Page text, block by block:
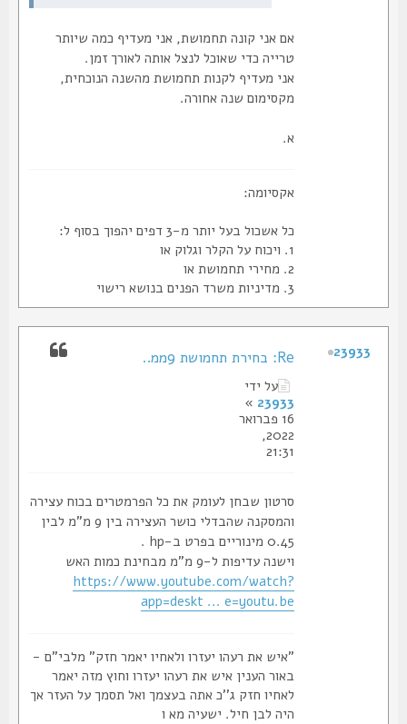
אם אני קונה תחמושת, אני מעדיף כמה שיותר
טרייה כדי שאוכל לנצל אותה לאורך זמן.
אני מעדיף לקנות תחמושת מהשנה הנוכחית,
מקסימום שנה אחורה.
אקסיומה:
כל אשכול בעל יותר מ-3 דפים יהפוך בסוף ל:
על ידי
23933
»
16 פברואר
2022,
סרטון שבחן לעומק את כל הפרמטרים בכוח עצירה
והמסקנה שהבדלי כושר העצירה בין 9 מ"מ לבין
וישנה עדיפות ל-9 מ"מ מבחינת כמות האש
https://www.youtube.com/watch?
app=deskt ... e=youtu.be
"איש את רעהו יעזרו ולאחיו יאמר חזק" מלבי"ם -
באור הענין איש את רעהו יעזרו וחוץ מזה יאמר
לאחיו חזק ג''כ אתה בעצמך ואל תסמך על העזר אך
היה לבן חיל. ישעיה מא ו
23933